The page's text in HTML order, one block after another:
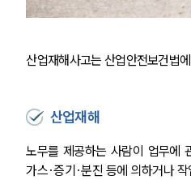
산업재해사고는 산업안전보건법
산업재해
노무를 제공하는 사람이 업무에
가스·증기·분진 등에 의하거나